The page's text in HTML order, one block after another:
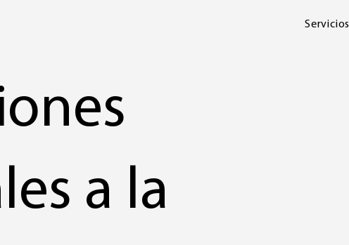
Servicios
a la